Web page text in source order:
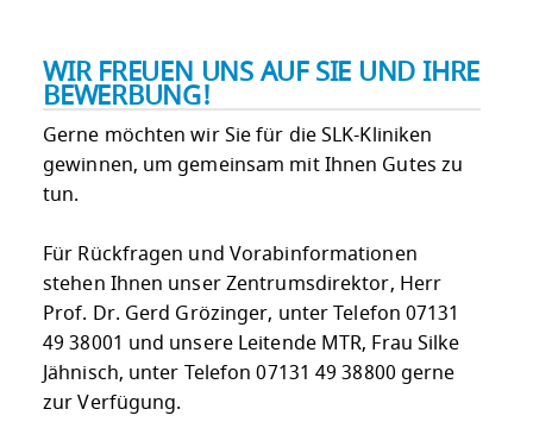
WIR FREUEN UNS AUF SIE UND IHRE
BEWERBUNG!
Gerne möchten wir Sie für die SLK-Kliniken
gewinnen, um gemeinsam mit Ihnen Gutes zu
tun.
Für Rückfragen und Vorabinformationen
stehen Ihnen unser Zentrumsdirektor, Herr
Prof. Dr. Gerd Grözinger, unter Telefon 07131
49 38001 und unsere Leitende MTR, Frau Silke
Jähnisch, unter Telefon 07131 49 38800 gerne
zur Verfügung.